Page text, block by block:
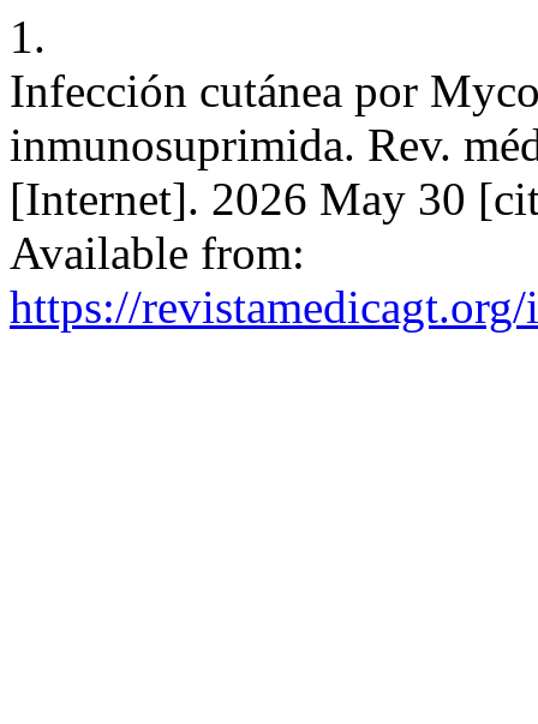
1.
Infección cutánea por
inmunosuprimida. Rev.
[Internet]. 2026 May 30
Available from:
https://